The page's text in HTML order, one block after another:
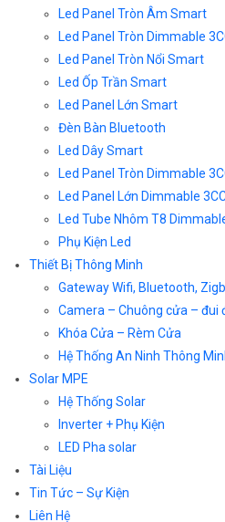
Led Panel Tròn Âm Smart
Led Panel Tròn Dimmable
Led Panel Tròn Nổi Smart
Led Ốp Trần Smart
Led Panel Lớn Smart
Đèn Bàn Bluetooth
Led Dây Smart
Led Panel Tròn Dimmable
Led Panel Lớn Dimmable
Led Tube Nhôm T8
Phụ Kiện Led
Thiết Bị Thông Minh
Gateway Wifi, Bluetooth,
Camera – Chuông cửa – đui
Khóa Cửa – Rèm Cửa
Hệ Thống An Ninh Thông
Solar MPE
Hệ Thống Solar
Inverter + Phụ Kiện
LED Pha solar
Tài Liệu
Tin Tức – Sự Kiện
Liên Hệ